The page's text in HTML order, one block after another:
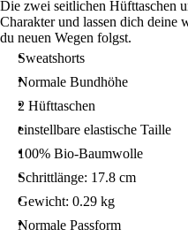
Die zwei seitlichen Hüfttaschen
Charakter und lassen dich deine
du neuen Wegen folgst.
Sweatshorts
Normale Bundhöhe
2 Hüfttaschen
einstellbare elastische Taille
100% Bio-Baumwolle
Schrittlänge: 17.8 cm
Gewicht: 0.29 kg
Normale Passform